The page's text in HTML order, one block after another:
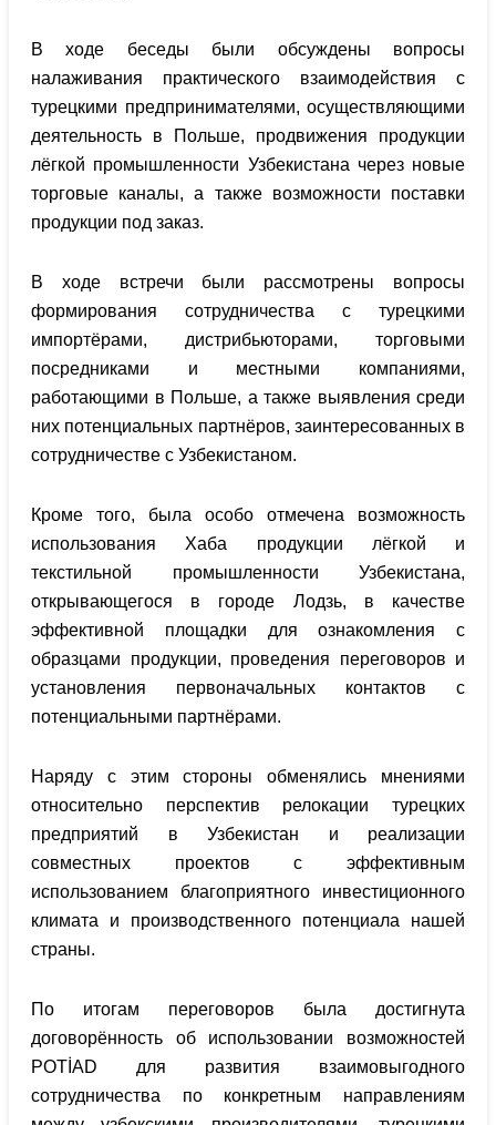
В ходе беседы были обсуждены вопросы
налаживания практического взаимодействия с
турецкими предпринимателями, осуществляющими
деятельность в Польше, продвижения продукции
лёгкой промышленности Узбекистана через новые
торговые каналы, а также возможности поставки
продукции под заказ.
В ходе встречи были рассмотрены вопросы
формирования сотрудничества с турецкими
импортёрами, дистрибьюторами, торговыми
посредниками и местными компаниями,
работающими в Польше, а также выявления среди
них потенциальных партнёров, заинтересованных в
сотрудничестве с Узбекистаном.
Кроме того, была особо отмечена возможность
использования Хаба продукции лёгкой и
текстильной промышленности Узбекистана,
открывающегося в городе Лодзь, в качестве
эффективной площадки для ознакомления с
образцами продукции, проведения переговоров и
установления первоначальных контактов с
потенциальными партнёрами.
Наряду с этим стороны обменялись мнениями
относительно перспектив релокации турецких
предприятий в Узбекистан и реализации
совместных проектов с эффективным
использованием благоприятного инвестиционного
климата и производственного потенциала нашей
страны.
По итогам переговоров была достигнута
договорённость об использовании возможностей
POTİAD для развития взаимовыгодного
сотрудничества по конкретным направлениям